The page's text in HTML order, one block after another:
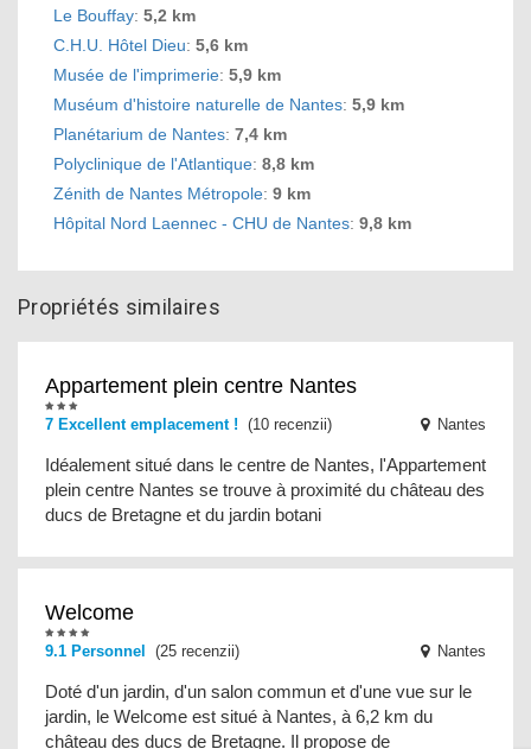
Le Bouffay: 5,2 km
C.H.U. Hôtel Dieu: 5,6 km
Musée de l'imprimerie: 5,9 km
Muséum d'histoire naturelle de Nantes: 5,9 km
Planétarium de Nantes: 7,4 km
Polyclinique de l'Atlantique: 8,8 km
Zénith de Nantes Métropole: 9 km
Hôpital Nord Laennec - CHU de Nantes: 9,8 km
Propriétés similaires
Appartement plein centre Nantes
7 Excellent emplacement ! (10 recenzii) Nantes
Idéalement situé dans le centre de Nantes, l'Appartement
plein centre Nantes se trouve à proximité du château des
ducs de Bretagne et du jardin botani
Welcome
9.1 Personnel (25 recenzii) Nantes
Doté d'un jardin, d'un salon commun et d'une vue sur le
jardin, le Welcome est situé à Nantes, à 6,2 km du
château des ducs de Bretagne. Il propose de